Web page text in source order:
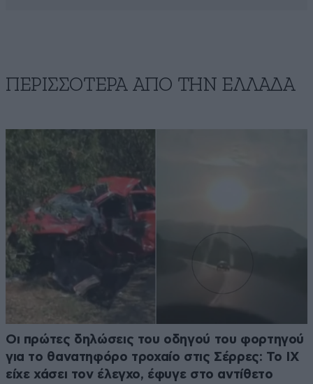
ΠΕΡΙΣΣΟΤΕΡΑ ΑΠΟ ΤΗΝ ΕΛΛΑΔΑ
Οι πρώτες δηλώσεις του οδηγού του φορτηγού
για το θανατηφόρο τροχαίο στις Σέρρες: Το ΙΧ
είχε χάσει τον έλεγχο, έφυγε στο αντίθετο